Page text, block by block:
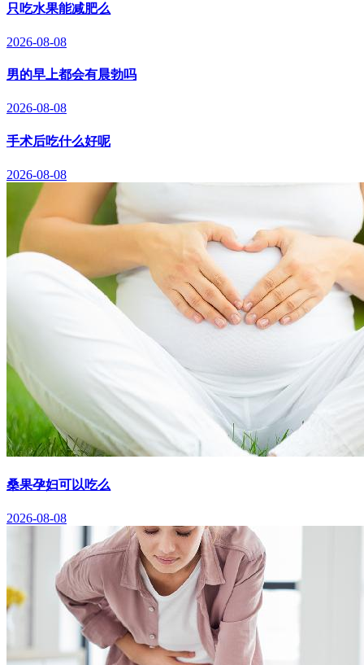
只吃水果能减肥么
2026-08-08
男的早上都会有晨勃吗
2026-08-08
手术后吃什么好呢
2026-08-08
桑果孕妇可以吃么
2026-08-08